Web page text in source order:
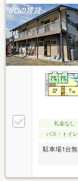
礼金なし
バス・トイ
駐車場1台